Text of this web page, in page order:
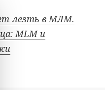
лезть в МЛМ.
MLM и